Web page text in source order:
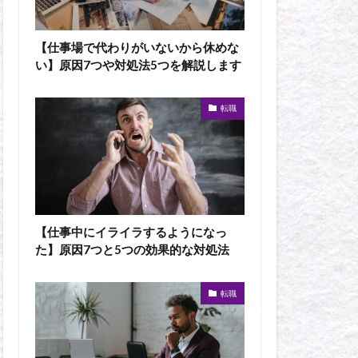
【仕事場で代わりがいないから休めな
い】原因7つや対処法5つを解説します
転職
【仕事中にイライラするようになっ
た】原因7つと5つの効果的な対処法
転職